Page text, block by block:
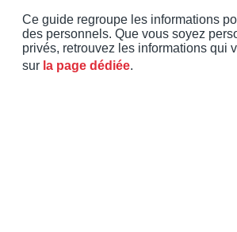
Ce guide regroupe les informations
des personnels. Que vous soyez
privés, retrouvez les informations qui
sur la page dédiée.